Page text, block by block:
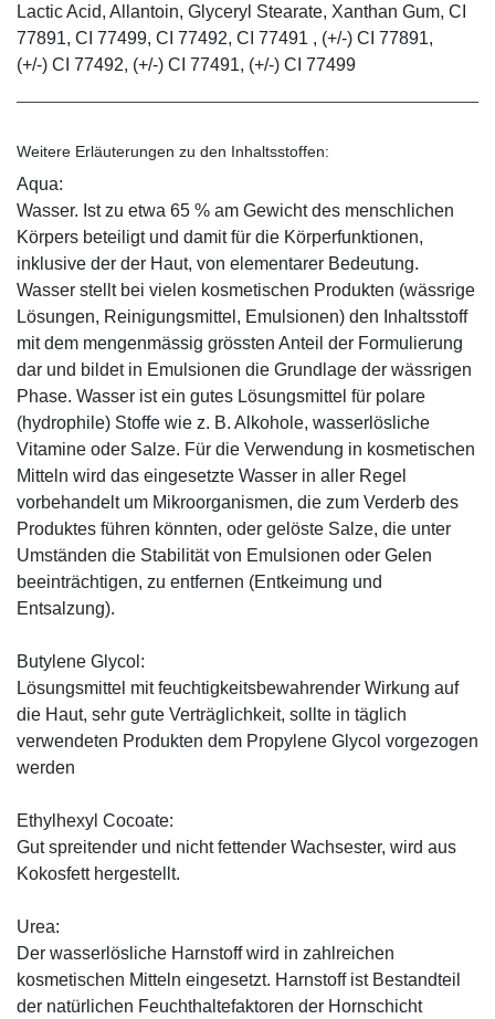
Lactic Acid, Allantoin, Glyceryl Stearate, Xanthan Gum, CI
77891, CI 77499, CI 77492, CI 77491 , (+/-) CI 77891,
(+/-) CI 77492, (+/-) CI 77491, (+/-) CI 77499
Weitere Erläuterungen zu den Inhaltsstoffen:
Aqua:
Wasser. Ist zu etwa 65 % am Gewicht des menschlichen
Körpers beteiligt und damit für die Körperfunktionen,
inklusive der der Haut, von elementarer Bedeutung.
Wasser stellt bei vielen kosmetischen Produkten (wässrige
Lösungen, Reinigungsmittel, Emulsionen) den Inhaltsstoff
mit dem mengenmässig grössten Anteil der Formulierung
dar und bildet in Emulsionen die Grundlage der wässrigen
Phase. Wasser ist ein gutes Lösungsmittel für polare
(hydrophile) Stoffe wie z. B. Alkohole, wasserlösliche
Vitamine oder Salze. Für die Verwendung in kosmetischen
Mitteln wird das eingesetzte Wasser in aller Regel
vorbehandelt um Mikroorganismen, die zum Verderb des
Produktes führen könnten, oder gelöste Salze, die unter
Umständen die Stabilität von Emulsionen oder Gelen
beeinträchtigen, zu entfernen (Entkeimung und
Entsalzung).
Butylene Glycol:
Lösungsmittel mit feuchtigkeitsbewahrender Wirkung auf
die Haut, sehr gute Verträglichkeit, sollte in täglich
verwendeten Produkten dem Propylene Glycol vorgezogen
werden
Ethylhexyl Cocoate:
Gut spreitender und nicht fettender Wachsester, wird aus
Kokosfett hergestellt.
Urea:
Der wasserlösliche Harnstoff wird in zahlreichen
kosmetischen Mitteln eingesetzt. Harnstoff ist Bestandteil
der natürlichen Feuchthaltefaktoren der Hornschicht